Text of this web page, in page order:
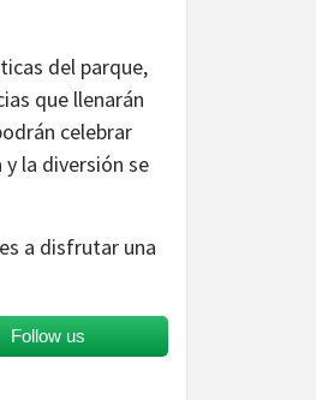
del parque,
que llenarán
celebrar
y la diversión se
a disfrutar una
Follow us